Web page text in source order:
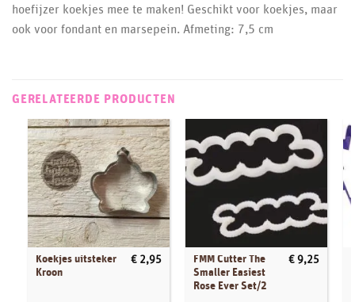
hoefijzer koekjes mee te maken! Geschikt voor koekjes, maar
ook voor fondant en marsepein. Afmeting: 7,5 cm
GERELATEERDE PRODUCTEN
Koekjes uitsteker
Kroon
€ 2,95
FMM Cutter The
Smaller Easiest
Rose Ever Set/2
€ 9,25